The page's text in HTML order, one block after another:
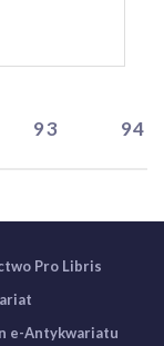
93 94
Pro Libris
e-Antykwariatu